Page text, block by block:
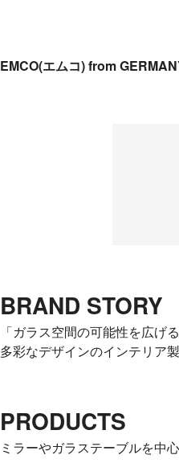
EMCO(エムコ) from
BRAND STORY
「ガラス空間の可能性を広げ
多彩なデザインのインテリア
PRODUCTS
ミラーやガラステーブルを中